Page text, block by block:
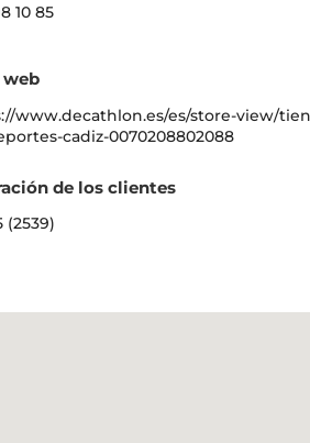
10 85
www.decathlon.es/es/store-view/
cadiz-0070208802088
de los clientes
(2539)